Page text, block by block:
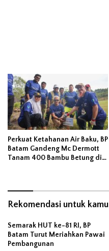
Perkuat Ketahanan Air Baku, BP
Batam Gandeng Mc Dermott
Tanam 400 Bambu Betung di
Rekomendasi untuk kamu
Semarak HUT ke-81 RI, BP
Batam Turut Meriahkan Pawai
Pembangunan